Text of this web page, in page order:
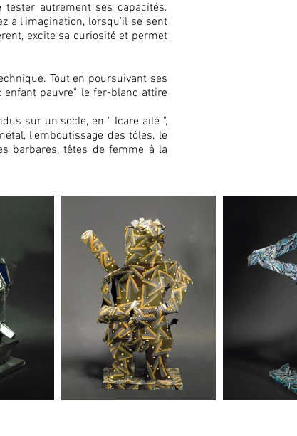
autrement ses capacités.
à l'imagination, lorsqu'il se sent
excite sa curiosité et permet
Tout en poursuivant ses
pauvre" le fer-blanc attire
sur un socle, en " Icare ailé ",
l'emboutissage des tôles, le
barbares, têtes de femme à la